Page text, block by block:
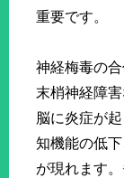
重要です。
神経梅毒の
末梢神経障
脳に炎症が
知機能の低
が現れます